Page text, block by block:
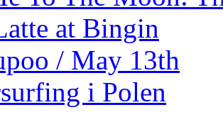
at Bingin
/ May 13th
i Polen